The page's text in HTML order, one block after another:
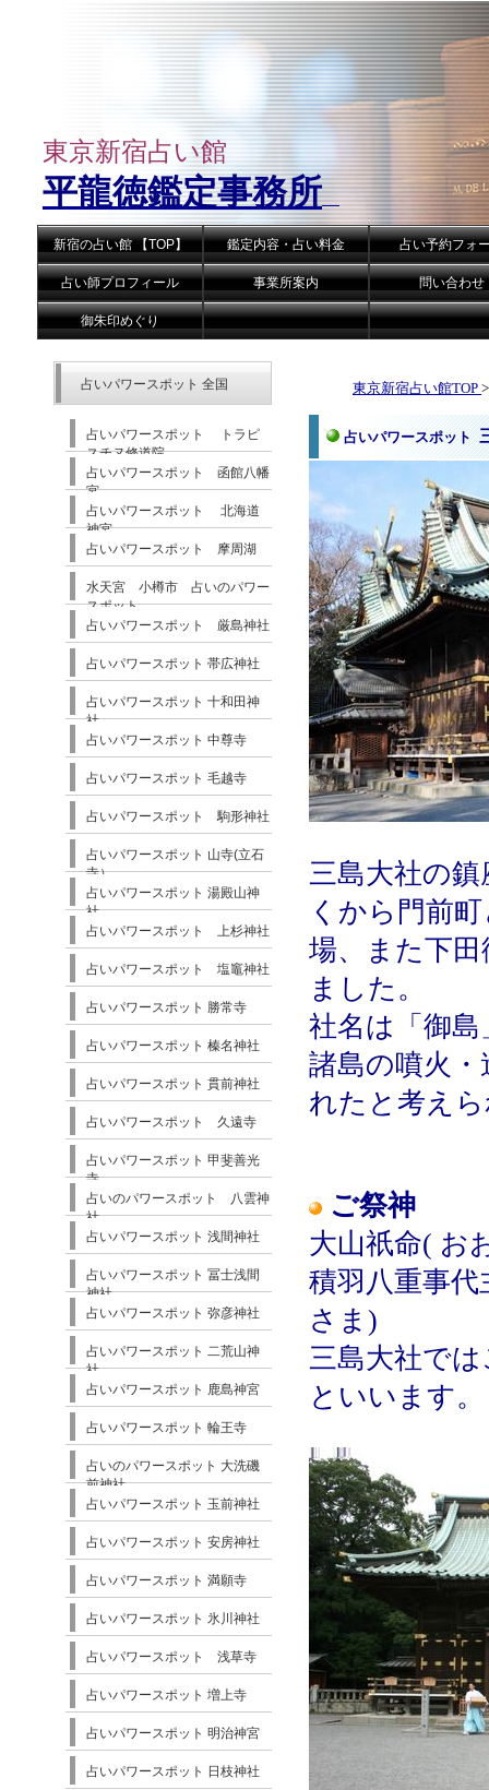
東京新宿占い館
平龍徳鑑定事務所
新宿の占い館 【TOP】 鑑定内容・占い料金 占い予約フォ
占い師プロフィール 事業所案内 問い合わせ
御朱印めぐり
東京新宿占い館TOP >
占いパワースポット
三島大社の
くから門前
場、また下
ました。
社名は「御
諸島の噴火
れたと考え
ご祭神
大山祇命( お
積羽八重事
さま)
三島大社で
といいます。
占いパワースポット 全国
占いパワースポット トラピ
スチヌ修道院
占いパワースポット 函館八幡
宮
占いパワースポット 北海道
神宮
占いパワースポット 摩周湖
水天宮 小樽市 占いのパワー
スポット
占いパワースポット 厳島神社
占いパワースポット 帯広神社
占いパワースポット 十和田神
社
占いパワースポット 中尊寺
占いパワースポット 毛越寺
占いパワースポット 駒形神社
占いパワースポット 山寺(立石
寺）
占いパワースポット 湯殿山神
社
占いパワースポット 上杉神社
占いパワースポット 塩竈神社
占いパワースポット 勝常寺
占いパワースポット 榛名神社
占いパワースポット 貫前神社
占いパワースポット 久遠寺
占いパワースポット 甲斐善光
寺
占いのパワースポット 八雲神
社
占いパワースポット 浅間神社
占いパワースポット 冨士浅間
神社
占いパワースポット 弥彦神社
占いパワースポット 二荒山神
社
占いパワースポット 鹿島神宮
占いパワースポット 輪王寺
占いのパワースポット 大洗磯
前神社
占いパワースポット 玉前神社
占いパワースポット 安房神社
占いパワースポット 満願寺
占いパワースポット 氷川神社
占いパワースポット 浅草寺
占いパワースポット 増上寺
占いパワースポット 明治神宮
占いパワースポット 日枝神社